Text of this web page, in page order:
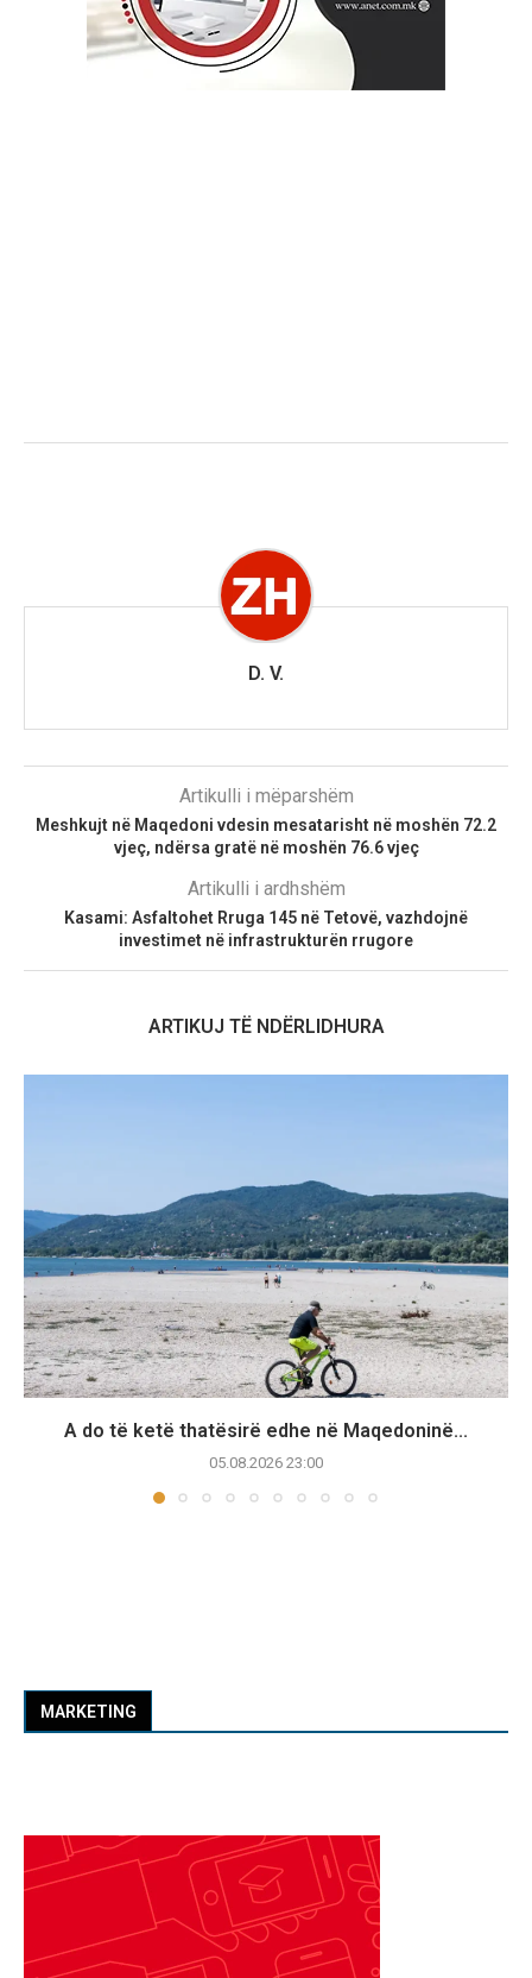
D. V.
Artikulli i mëparshëm
Meshkujt në Maqedoni vdesin mesatarisht në moshën 72.2
vjeç, ndërsa gratë në moshën 76.6 vjeç
Artikulli i ardhshëm
Kasami: Asfaltohet Rruga 145 në Tetovë, vazhdojnë
investimet në infrastrukturën rrugore
ARTIKUJ TË NDËRLIDHURA
A do të ketë thatësirë edhe në Maqedoninë...
05.08.2026 23:00
MARKETING